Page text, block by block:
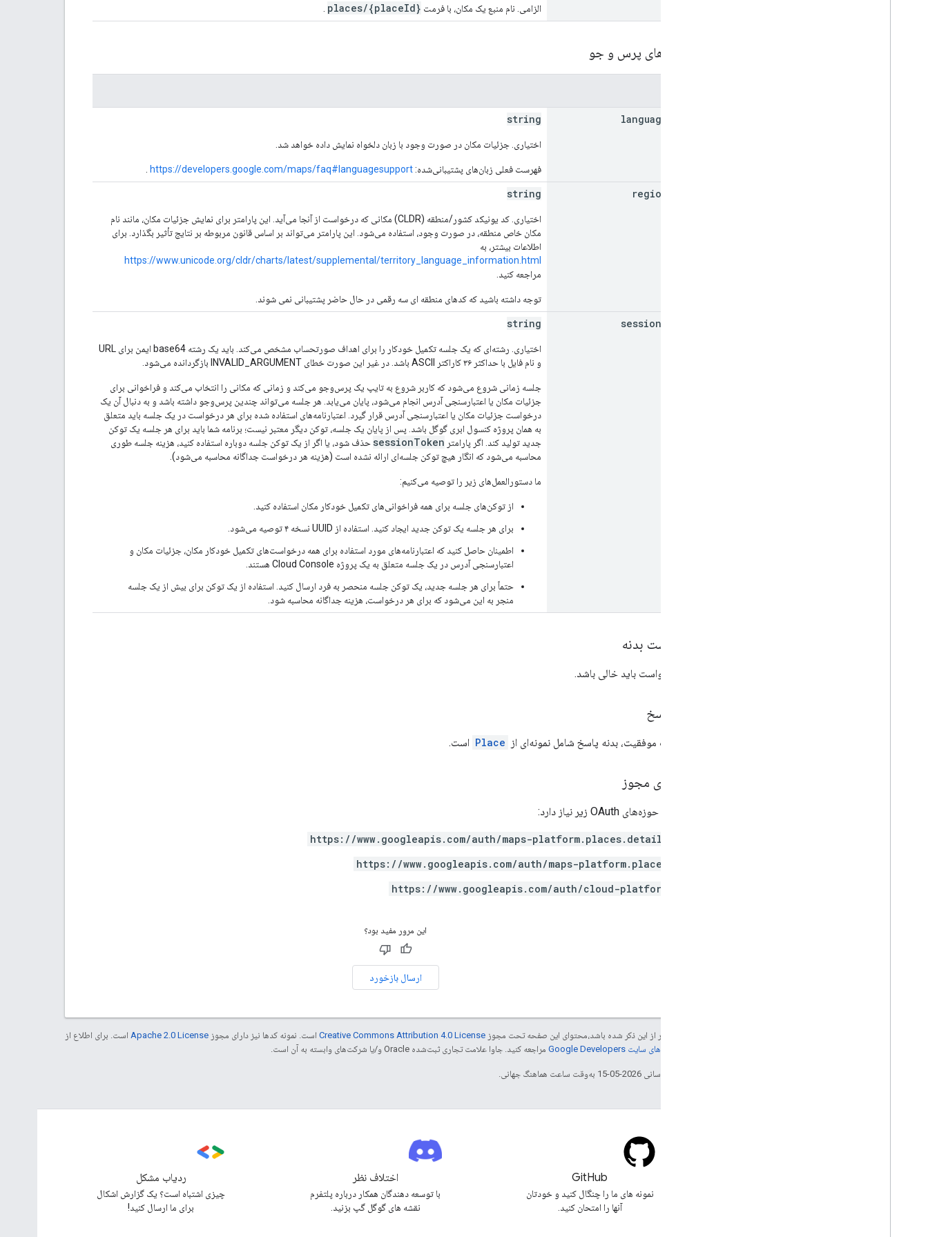
الزامی. نام منبع یک مکان، با فرمت places/{placeId}
پارامترهای پرس و جو
language
string
اختیاری. جزئیات مکان در صورت وجود با زبان دلخواه نمایش داده خواهد شد.
فهرست فعلی زبان‌های پشتیبانی‌شده:https://developers.google.com/maps/faq#languagesupport
region
string
اختیاری. کد یونیکد کشور/منطقه (CLDR) مکانی که درخواست از آنجا می‌آید. این پارامتر برای نمایش جزئیات مکان، مانند نام
مکان خاص منطقه، در صورت وجود، استفاده می‌شود. این پارامتر می‌تواند بر اساس قانون مربوطه بر نتایج تأثیر بگذارد. برای
اطلاعات بیشتر، به
https://www.unicode.org/cldr/charts/latest/supplemental/territory_language_information.html
مراجعه کنید.
توجه داشته باشید که کدهای منطقه ای سه رقمی در حال حاضر پشتیبانی نمی شوند.
session
string
اختیاری. رشته‌ای که یک جلسه تکمیل خودکار را برای اهداف صورتحساب مشخص می‌کند. باید یک رشته base64 ایمن برای URL
و نام فایل با حداکثر ۳۶ کاراکتر ASCII باشد. در غیر این صورت خطای INVALID_ARGUMENT بازگردانده می‌شود.
جلسه زمانی شروع می‌شود که کاربر شروع به تایپ یک پرس‌وجو می‌کند و زمانی که مکانی را انتخاب می‌کند و فراخوانی برای
جزئیات مکان یا اعتبارسنجی آدرس انجام می‌شود، پایان می‌یابد. هر جلسه می‌تواند چندین پرس‌وجو داشته باشد و به دنبال آن یک
درخواست جزئیات مکان یا اعتبارسنجی آدرس قرار گیرد. اعتبارنامه‌های استفاده شده برای هر درخواست در یک جلسه باید متعلق
به همان پروژه کنسول ابری گوگل باشد. پس از پایان یک جلسه، توکن دیگر معتبر نیست؛ برنامه شما باید برای هر جلسه یک توکن
جدید تولید کند. اگر پارامتر sessionToken حذف شود، یا اگر از یک توکن جلسه دوباره استفاده کنید، هزینه جلسه طوری
محاسبه می‌شود که انگار هیچ توکن جلسه‌ای ارائه نشده است (هزینه هر درخواست جداگانه محاسبه می‌شود).
ما دستورالعمل‌های زیر را توصیه می‌کنیم:
از توکن‌های جلسه برای همه فراخوانی‌های تکمیل خودکار مکان استفاده کنید.
برای هر جلسه یک توکن جدید ایجاد کنید. استفاده از UUID نسخه ۴ توصیه می‌شود.
اطمینان حاصل کنید که اعتبارنامه‌های مورد استفاده برای همه درخواست‌های تکمیل خودکار مکان، جزئیات مکان و
اعتبارسنجی آدرس در یک جلسه متعلق به یک پروژه Cloud Console هستند.
حتماً برای هر جلسه جدید، یک توکن جلسه منحصر به فرد ارسال کنید. استفاده از یک توکن برای بیش از یک جلسه
منجر به این می‌شود که برای هر درخواست، هزینه جداگانه محاسبه شود.
درخواست بدنه
بدنه درخواست باید خالی باشد.
بدنه پاسخ
در صورت موفقیت، بدنه پاسخ شامل نمونه‌ای از Place است.
دامنه‌های مجوز
به یکی از حوزه‌های OAuth زیر نیاز دارد:
https://www.googleapis.com/auth/maps-platform.places.details
https://www.googleapis.com/auth/maps-platform.places
https://www.googleapis.com/auth/cloud-platform
این مرور مفید بود؟
ارسال بازخورد
جز در مواردی که غیر از این ذکر شده باشد،‌محتوای این صفحه تحت مجوز Creative Commons Attribution 4.0 License است. نمونه کدها نیز دارای مجوز Apache 2.0 License است. برای اطلاع از
خطمشی‌های سایت Google Developers‏ مراجعه کنید. جاوا علامت تجاری ثبت‌شده Oracle و/یا شرکت‌های وابسته به آن است.
تاریخ آخرین به‌روزرسانی 2026-05-15 به‌وقت ساعت هماهنگ جهانی.
GitHub
نمونه های ما را چنگال کنید و خودتان
آنها را امتحان کنید.
اختلاف نظر
با توسعه دهندگان همکار درباره پلتفرم
نقشه های گوگل گپ بزنید.
ردیاب مشکل
چیزی اشتباه است؟ یک گزارش اشکال
برای ما ارسال کنید!